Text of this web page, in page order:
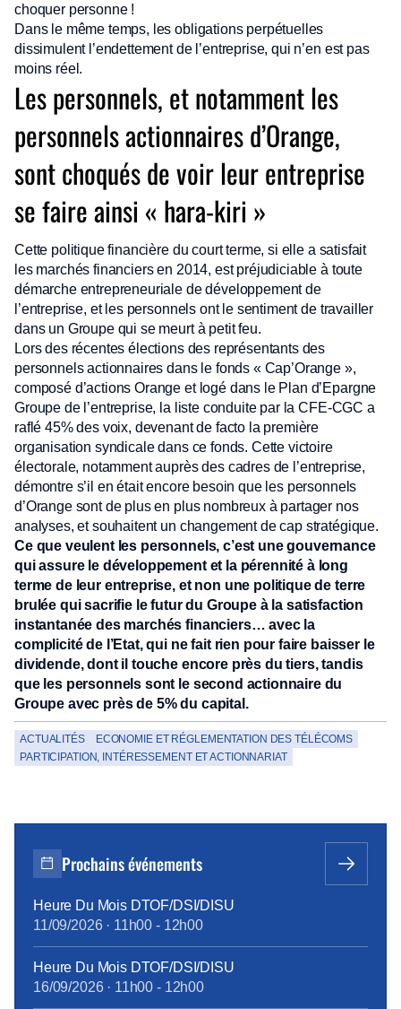
choquer personne !
Dans le même temps, les obligations perpétuelles
dissimulent l’endettement de l’entreprise, qui n’en est pas
moins réel.
Les personnels, et notamment les
personnels actionnaires d’Orange,
sont choqués de voir leur entreprise
se faire ainsi « hara-kiri »
Cette politique financière du court terme, si elle a satisfait
les marchés financiers en 2014, est préjudiciable à toute
démarche entrepreneuriale de développement de
l’entreprise, et les personnels ont le sentiment de travailler
dans un Groupe qui se meurt à petit feu.
Lors des récentes élections des représentants des
personnels actionnaires dans le fonds « Cap’Orange »,
composé d’actions Orange et logé dans le Plan d’Epargne
Groupe de l’entreprise, la liste conduite par la CFE-CGC a
raflé 45% des voix, devenant de facto la première
organisation syndicale dans ce fonds. Cette victoire
électorale, notamment auprès des cadres de l’entreprise,
démontre s’il en était encore besoin que les personnels
d’Orange sont de plus en plus nombreux à partager nos
analyses, et souhaitent un changement de cap stratégique.
Ce que veulent les personnels, c’est une gouvernance
qui assure le développement et la pérennité à long
terme de leur entreprise, et non une politique de terre
brulée qui sacrifie le futur du Groupe à la satisfaction
instantanée des marchés financiers… avec la
complicité de l’Etat, qui ne fait rien pour faire baisser le
dividende, dont il touche encore près du tiers, tandis
que les personnels sont le second actionnaire du
Groupe avec près de 5% du capital.
ACTUALITÉS
ECONOMIE ET RÉGLEMENTATION DES TÉLÉCOMS
PARTICIPATION, INTÉRESSEMENT ET ACTIONNARIAT
Prochains événements
Heure Du Mois DTOF/DSI/DISU
11/09/2026· 11h00 - 12h00
Heure Du Mois DTOF/DSI/DISU
16/09/2026· 11h00 - 12h00